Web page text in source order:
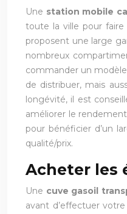
Une station mobile
toute la ville pour
proposent une large
nombreux
commander un
de distribuer, mais
longévité, il est
améliorer le
pour bénéficier d’un
qualité/prix.
Acheter les
Une cuve gasoil
avant d’effectuer